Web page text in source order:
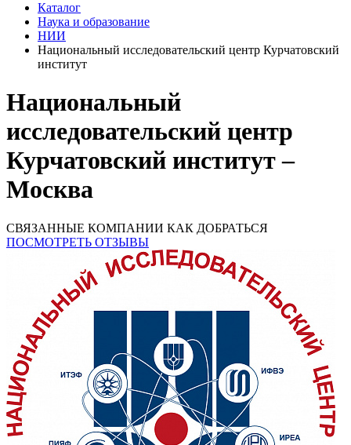
Каталог
Наука и образование
НИИ
Национальный исследовательский центр Курчатовский
институт
Национальный
исследовательский центр
Курчатовский институт –
Москва
СВЯЗАННЫЕ КОМПАНИИ КАК ДОБРАТЬСЯ
ПОСМОТРЕТЬ ОТЗЫВЫ